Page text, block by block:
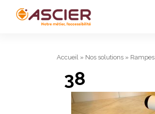
Accueil » Nos solutions » Rampes
38